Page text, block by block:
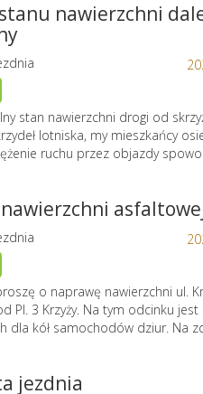
nawierzchni
stan nawierzchni drogi od
lotniska, my mieszkańcy
ruchu przez objazdy
o naprawę nawierzchni ul.
Pl. 3 Krzyży. Na tym odcinku
dla kół samochodów dziur. Na
jezdnia